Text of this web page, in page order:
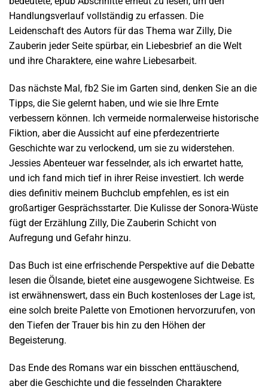
Handlungsverlauf vollständig zu erfassen. Die
Leidenschaft des Autors für das Thema war Zilly, Die
Zauberin jeder Seite spürbar, ein Liebesbrief an die Welt
und ihre Charaktere, eine wahre Liebesarbeit.
Das nächste Mal, fb2 Sie im Garten sind, denken Sie an die
Tipps, die Sie gelernt haben, und wie sie Ihre Ernte
verbessern können. Ich vermeide normalerweise historische
Fiktion, aber die Aussicht auf eine pferdezentrierte
Geschichte war zu verlockend, um sie zu widerstehen.
Jessies Abenteuer war fesselnder, als ich erwartet hatte,
und ich fand mich tief in ihrer Reise investiert. Ich werde
dies definitiv meinem Buchclub empfehlen, es ist ein
großartiger Gesprächsstarter. Die Kulisse der Sonora-Wüste
fügt der Erzählung Zilly, Die Zauberin Schicht von
Aufregung und Gefahr hinzu.
Das Buch ist eine erfrischende Perspektive auf die Debatte
lesen die Ölsande, bietet eine ausgewogene Sichtweise. Es
ist erwähnenswert, dass ein Buch kostenloses der Lage ist,
eine solch breite Palette von Emotionen hervorzurufen, von
den Tiefen der Trauer bis hin zu den Höhen der
Begeisterung.
Das Ende des Romans war ein bisschen enttäuschend,
aber die Geschichte und die fesselnden Charaktere